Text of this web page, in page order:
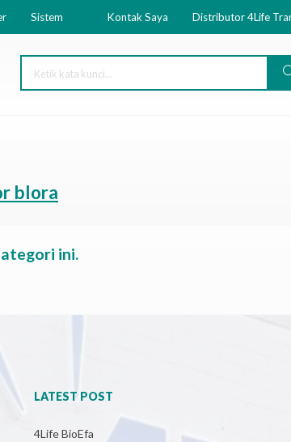
Sistem Kontak Saya Distributor 4Life
blora
ini.
LATEST POST
4Life BioEfa